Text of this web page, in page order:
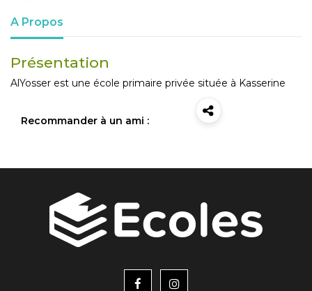
A Propos
Présentation
AlYosser est une école primaire privée située à Kasserine
Recommander à un ami :